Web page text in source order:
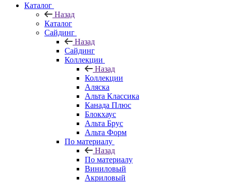
Каталог
Назад
Каталог
Сайдинг
Назад
Сайдинг
Коллекции
Назад
Коллекции
Аляска
Альта Классика
Канада Плюс
Блокхаус
Альта Брус
Альта Форм
По материалу
Назад
По материалу
Виниловый
Акриловый